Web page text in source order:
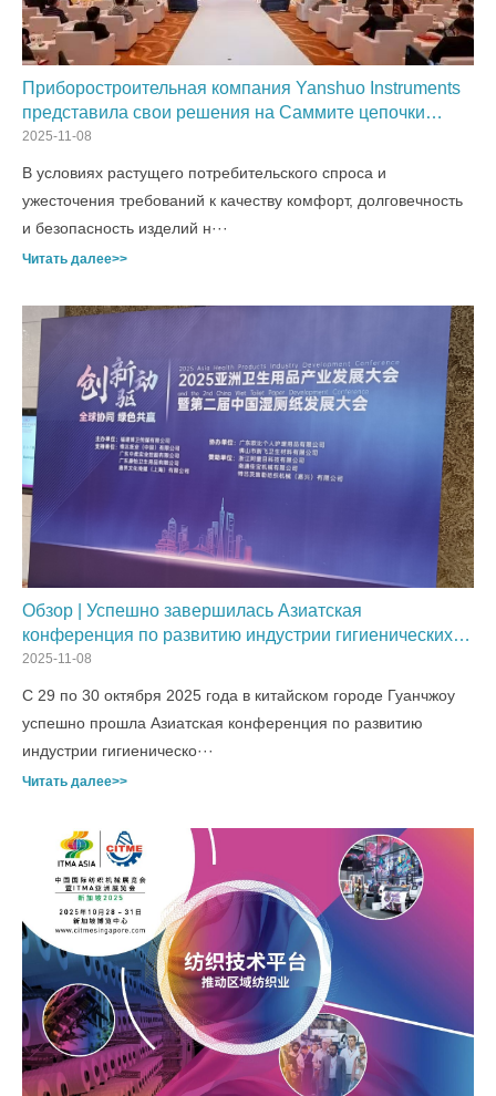
Приборостроительная компания Yanshuo Instruments
представила свои решения на Саммите цепочки
поставок китайской индустрии нижнего белья 2025,
2025-11-08
В условиях растущего потребительского спроса и
ужесточения требований к качеству комфорт, долговечность
и безопасность изделий н···
Читать далее>>
Обзор | Успешно завершилась Азиатская
конференция по развитию индустрии гигиенических
изделий 2025 и Китайская конференция по развитию
2025-11-08
С 29 по 30 октября 2025 года в китайском городе Гуанчжоу
успешно прошла Азиатская конференция по развитию
индустрии гигиеническо···
Читать далее>>